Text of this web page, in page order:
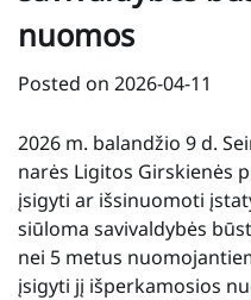
nuomos
Posted on 2026-04-11
2026 m. balandžio 9 d.
narės Ligitos Girskienės
įsigyti ar išsinuomoti
siūloma savivaldybės
nei 5 metus
įsigyti jį išperkamosios